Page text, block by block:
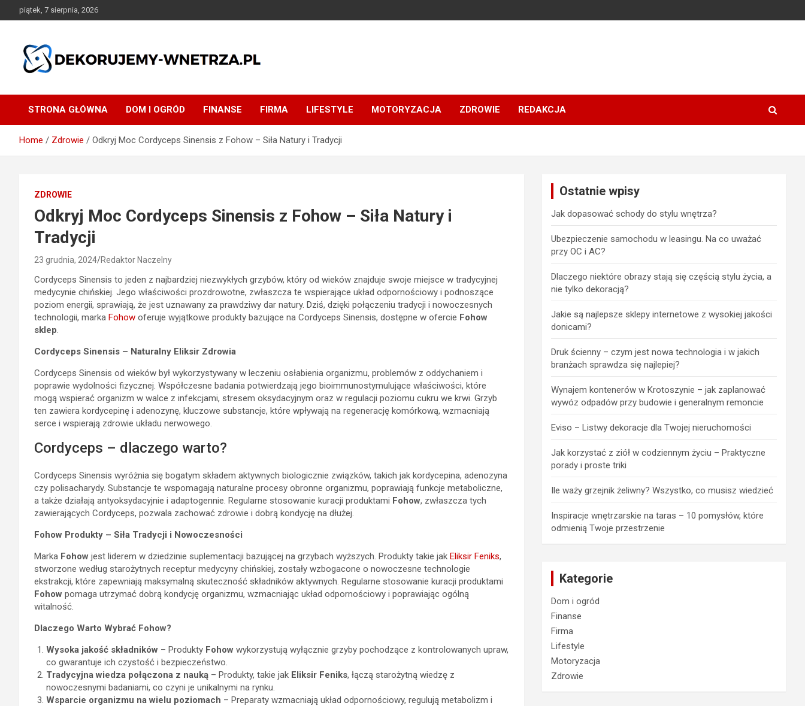
to
piątek, 7 sierpnia, 2026
dekorujemy-wnetrza.pl
STRONA GŁÓWNA DOM I OGRÓD FINANSE FIRMA LIFESTYLE MOTORYZACJA ZDROWIE REDAKCJA
Home Zdrowie Odkryj Moc Cordyceps Sinensis z Fohow – Siła Natury i Tradycji
ZDROWIE
Odkryj Moc Cordyceps Sinensis z Fohow – Siła Natury i
Tradycji
23 grudnia, 2024 Redaktor Naczelny
Cordyceps Sinensis to jeden z najbardziej niezwykłych grzybów, który od wieków znajduje swoje miejsce w tradycyjnej
medycynie chińskiej. Jego właściwości prozdrowotne, zwłaszcza te wspierające układ odpornościowy i podnoszące
poziom energii, sprawiają, że jest uznawany za prawdziwy dar natury. Dziś, dzięki połączeniu tradycji i nowoczesnych
technologii, marka Fohow oferuje wyjątkowe produkty bazujące na Cordyceps Sinensis, dostępne w ofercie Fohow
sklep
Cordyceps Sinensis – Naturalny Eliksir Zdrowia
Cordyceps Sinensis od wieków był wykorzystywany w leczeniu osłabienia organizmu, problemów z oddychaniem i
poprawie wydolności fizycznej. Współczesne badania potwierdzają jego bioimmunostymulujące właściwości, które
mogą wspierać organizm w walce z infekcjami, stresem oksydacyjnym oraz w regulacji poziomu cukru we krwi. Grzyb
ten zawiera kordycepinę i adenozynę, kluczowe substancje, które wpływają na regenerację komórkową, wzmacniają
serce i wspierają zdrowie układu nerwowego.
Cordyceps – dlaczego warto?
Cordyceps Sinensis wyróżnia się bogatym składem aktywnych biologicznie związków, takich jak kordycepina, adenozyna
czy polisacharydy. Substancje te wspomagają naturalne procesy obronne organizmu, poprawiają funkcje metaboliczne,
a także działają antyoksydacyjnie i adaptogennie. Regularne stosowanie kuracji produktami Fohow, zwłaszcza tych
zawierających Cordyceps, pozwala zachować zdrowie i dobrą kondycję na dłużej.
Fohow Produkty – Siła Tradycji i Nowoczesności
Marka Fohow jest liderem w dziedzinie suplementacji bazującej na grzybach wyższych. Produkty takie jak Eliksir Feniks,
stworzone według starożytnych receptur medycyny chińskiej, zostały wzbogacone o nowoczesne technologie
ekstrakcji, które zapewniają maksymalną skuteczność składników aktywnych. Regularne stosowanie kuracji produktami
Fohow pomaga utrzymać dobrą kondycję organizmu, wzmacniając układ odpornościowy i poprawiając ogólną
witalność.
Dlaczego Warto Wybrać Fohow?
Wysoka jakość składników – Produkty Fohow wykorzystują wyłącznie grzyby pochodzące z kontrolowanych upraw,
co gwarantuje ich czystość i bezpieczeństwo.
Tradycyjna wiedza połączona z nauką – Produkty, takie jak Eliksir Feniks, łączą starożytną wiedzę z
nowoczesnymi badaniami, co czyni je unikalnymi na rynku.
Wsparcie organizmu na wielu poziomach – Preparaty wzmacniają układ odpornościowy, regulują metabolizm i
Ostatnie wpisy
Jak dopasować schody do stylu wnętrza?
Ubezpieczenie samochodu w leasingu. Na co uważać
przy OC i AC?
Dlaczego niektóre obrazy stają się częścią stylu życia, a
nie tylko dekoracją?
Jakie są najlepsze sklepy internetowe z wysokiej jakości
donicami?
Druk ścienny – czym jest nowa technologia i w jakich
branżach sprawdza się najlepiej?
Wynajem kontenerów w Krotoszynie – jak zaplanować
wywóz odpadów przy budowie i generalnym remoncie
Eviso – Listwy dekoracje dla Twojej nieruchomości
Jak korzystać z ziół w codziennym życiu – Praktyczne
porady i proste triki
Ile waży grzejnik żeliwny? Wszystko, co musisz wiedzieć
Inspiracje wnętrzarskie na taras – 10 pomysłów, które
odmienią Twoje przestrzenie
Kategorie
Dom i ogród
Finanse
Firma
Lifestyle
Motoryzacja
Zdrowie